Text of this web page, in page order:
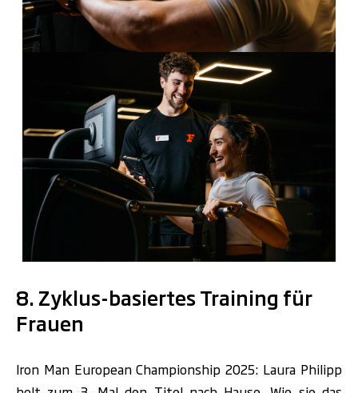
8. Zyklus-basiertes Training für
Frauen
Iron Man European Championship 2025: Laura Philipp